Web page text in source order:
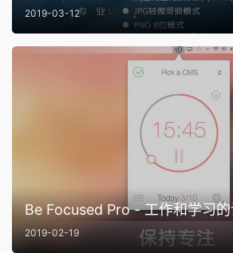
2019-03-12
Be Focused Pro - 工作和学习
2019-02-19